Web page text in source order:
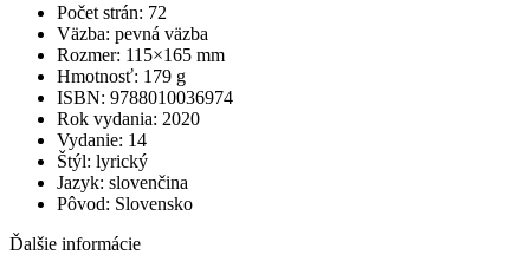
Počet strán: 72
Väzba: pevná väzba
Rozmer: 115×165 mm
Hmotnosť: 179 g
ISBN: 9788010036974
Rok vydania: 2020
Vydanie: 14
Štýl: lyrický
Jazyk: slovenčina
Pôvod: Slovensko
Ďalšie informácie